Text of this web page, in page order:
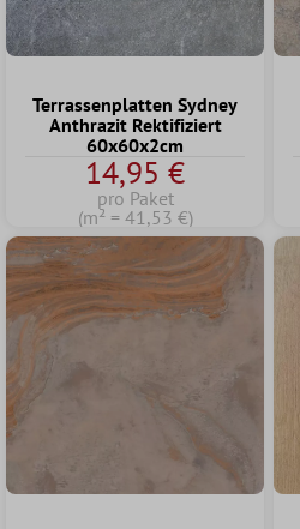
Terrassenplatten Sydney
Anthrazit Rektifiziert
60x60x2cm
14,95 €
pro Paket
(m² = 41,53 €)